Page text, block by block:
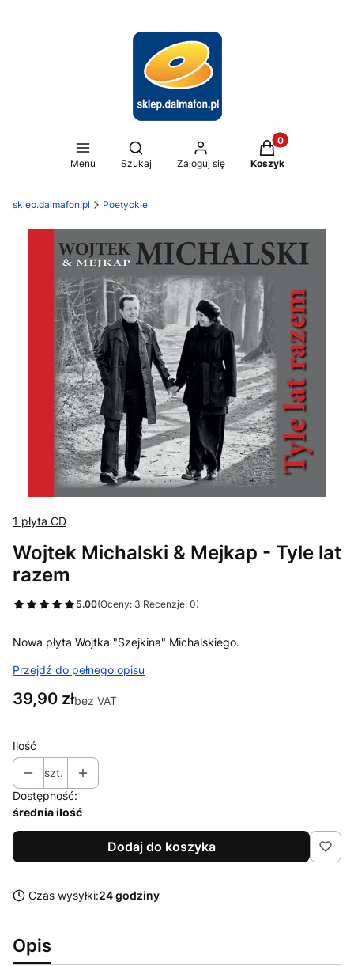
Menu
Otwórz wyszukiwarkę
Szukaj Zaloguj się
Produkty w
Koszyk
sklep.dalmafon.pl Poetyckie
1 płyta CD
Wojtek Michalski & Mejkap - Tyle lat
razem
5.00(Oceny: 3 Recenzje: 0)
Nowa płyta Wojtka "Szejkina" Michalskiego.
Przejdź do pełnego opisu
Cena
39,90 złbez VAT
Ilość
szt.
Dostępność:
średnia ilość
Dodaj do koszyka
Czas wysyłki:24 godziny
Opis